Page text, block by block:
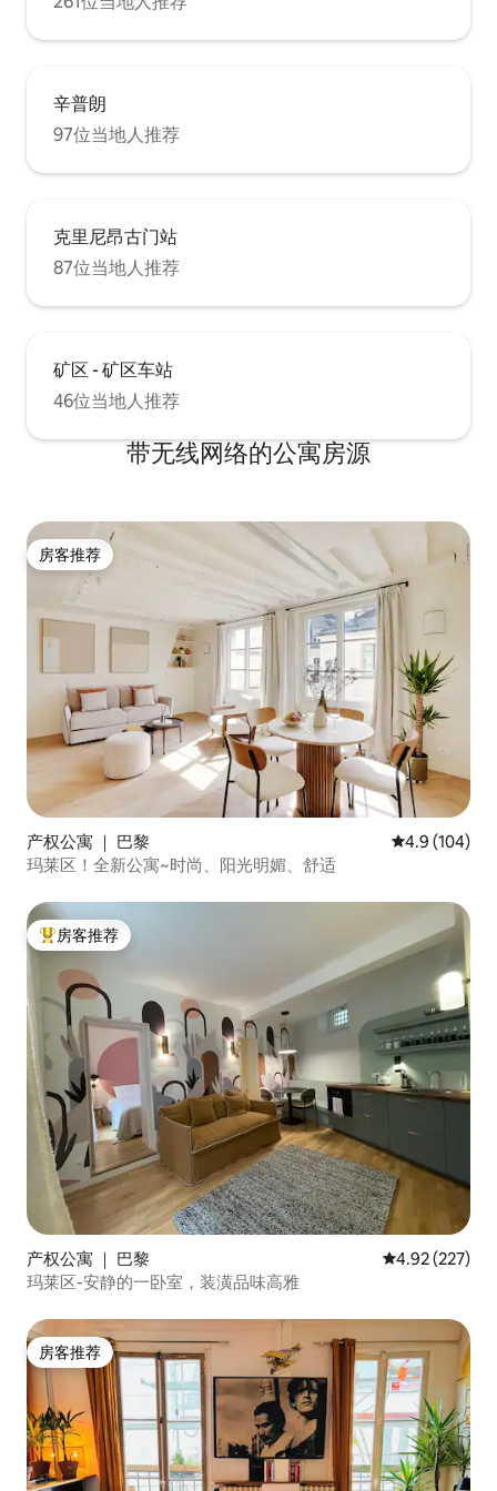
辛普朗
97位当地人推荐
克里尼昂古门站
87位当地人推荐
矿区 - 矿区车站
46位当地人推荐
带无线网络的公寓房源
房客推荐
房客推荐
产权公寓 ｜ 巴黎 平均评分 4.9
4.9 (104)
玛莱区！全新公寓~时尚、阳光明媚、舒适
热门「房客推荐」
房客推荐
产权公寓 ｜ 巴黎 平均评分 4.92
4.92 (227)
玛莱区-安静的一卧室，装潢品味高雅
房客推荐
房客推荐